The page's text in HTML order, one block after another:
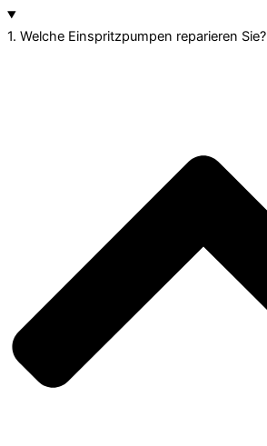
1. Welche Einspritzpumpen reparieren Sie?